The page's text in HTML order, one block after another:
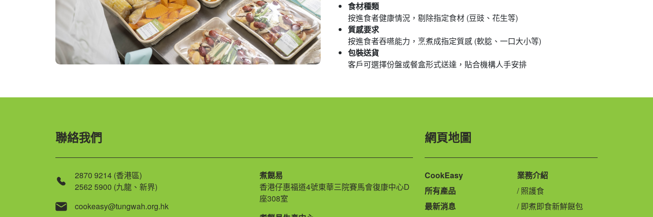
食材種類
按進食者健康情況，剔除指定食材 (豆豉、花生等)
質感要求
按進食者吞嚥能力，烹煮成指定質感 (軟腍、一口大小等)
包裝送貨
客戶可選擇份盤或餐盒形式送達，貼合機構人手安排
聯絡我們
2870 9214 (香港區)
2562 5900 (九龍、新界)
cookeasy@tungwah.org.hk
煮餸易
香港仔惠福道4號東華三院賽馬會復康中心D
座308室
網頁地圖
CookEasy
所有產品
最新消息
業務介紹
照護食
即煮即食新鮮餸包